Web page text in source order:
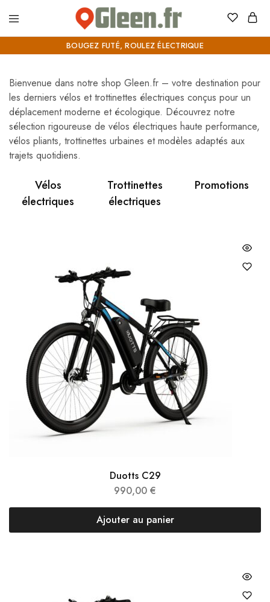
Gleen.fr
Bougez
futé,
roulez
BOUGEZ FUTÉ, ROULEZ ÉLECTRIQUE
Bienvenue dans notre shop Gleen.fr – votre destination pour
les derniers vélos et trottinettes électriques conçus pour un
déplacement moderne et écologique. Découvrez notre
sélection rigoureuse de vélos électriques haute performance,
vélos pliants, trottinettes urbaines et modèles adaptés aux
trajets quotidiens.
Vélos
électriques
Trottinettes
électriques
Promotions
Duotts C29
990,00 €
Ajouter au panier